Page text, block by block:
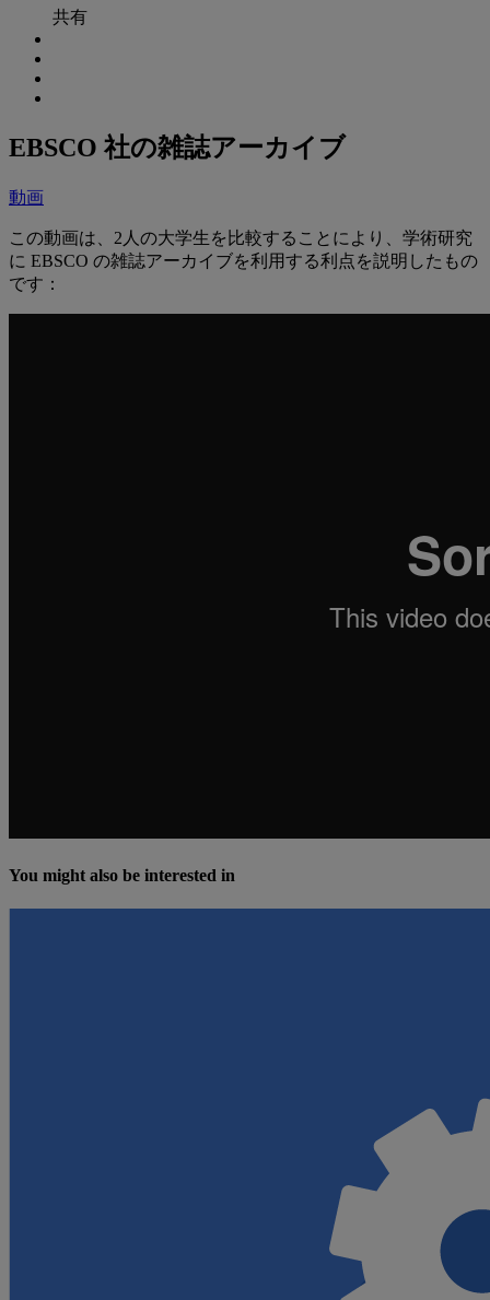
共有
EBSCO 社の雑誌アーカイブ
動画
この動画は、2人の大学生を比較することにより、学術研究
に EBSCO の雑誌アーカイブを利用する利点を説明したもの
です：
You might also be interested in